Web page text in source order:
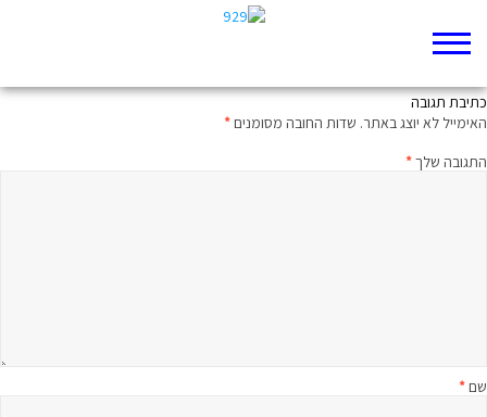
כתיבת תגובה
האימייל לא יוצג באתר. שדות החובה מסומנים*
התגובה שלך*
שם*